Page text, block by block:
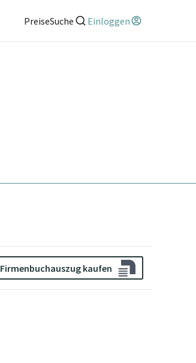
PreiseSuche Einloggen
Firmenbuchauszug kaufen